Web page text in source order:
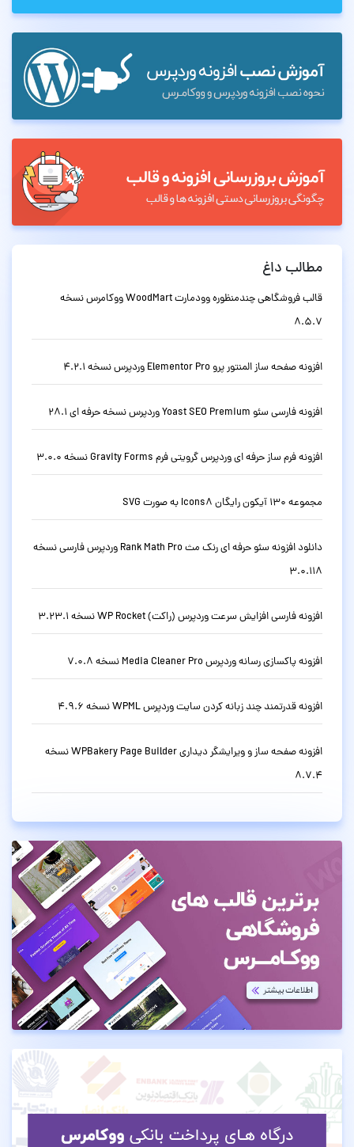
مطالب داغ
قالب فروشگاهی چندمنظوره وودمارت WoodMart ووکامرس نسخه
8.5.7
افزونه صفحه ساز المنتور پرو Elementor Pro وردپرس نسخه 4.2.1
افزونه فارسی سئو Yoast SEO Premium وردپرس نسخه حرفه ای 28.1
افزونه فرم ساز حرفه ای وردپرس گرویتی فرم Gravity Forms نسخه 3.0.0
مجموعه 130 آیکون رایگان Icons8 به صورت SVG
دانلود افزونه سئو حرفه ای رنک مث Rank Math Pro وردپرس فارسی نسخه
3.0.118
افزونه فارسی افزایش سرعت وردپرس (راکت) WP Rocket نسخه 3.23.1
افزونه پاکسازی رسانه وردپرس Media Cleaner Pro نسخه 7.0.8
افزونه قدرتمند چند زبانه کردن سایت وردپرس WPML نسخه 4.9.6
افزونه صفحه ساز و ویرایشگر دیداری WPBakery Page Builder نسخه
8.7.4